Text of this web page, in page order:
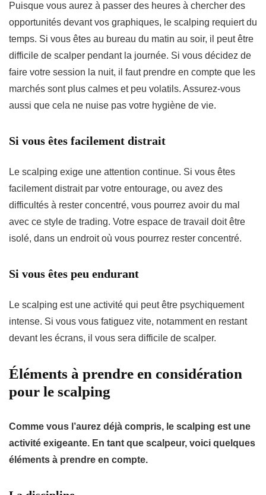
Puisque vous aurez à passer des heures à chercher des
opportunités devant vos graphiques, le scalping requiert du
temps. Si vous êtes au bureau du matin au soir, il peut être
difficile de scalper pendant la journée. Si vous décidez de
faire votre session la nuit, il faut prendre en compte que les
marchés sont plus calmes et peu volatils. Assurez-vous
aussi que cela ne nuise pas votre hygiène de vie.
Si vous êtes facilement distrait
Le scalping exige une attention continue. Si vous êtes
facilement distrait par votre entourage, ou avez des
difficultés à rester concentré, vous pourrez avoir du mal
avec ce style de trading. Votre espace de travail doit être
isolé, dans un endroit où vous pourrez rester concentré.
Si vous êtes peu endurant
Le scalping est une activité qui peut être psychiquement
intense. Si vous vous fatiguez vite, notamment en restant
devant les écrans, il vous sera difficile de scalper.
Éléments à prendre en considération
pour le scalping
Comme vous l’aurez déjà compris, le scalping est une
activité exigeante. En tant que scalpeur, voici quelques
éléments à prendre en compte.